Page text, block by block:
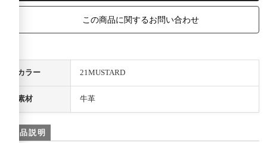
この商品に関するお問い合わせ
カラー 21MUSTARD
素材 牛革
商品説明